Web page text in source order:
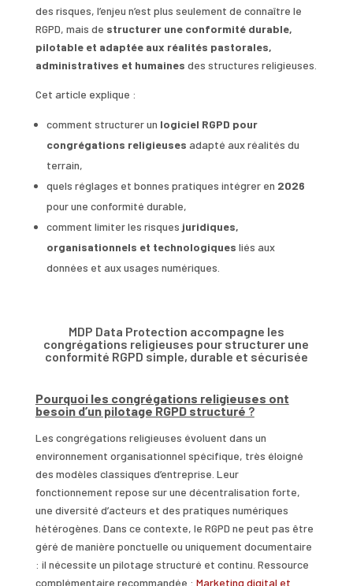
des risques, l’enjeu n’est plus seulement de connaître le
RGPD, mais de structurer une conformité durable,
pilotable et adaptée aux réalités pastorales,
administratives et humaines des structures religieuses.
Cet article explique :
comment structurer un logiciel RGPD pour
congrégations religieuses adapté aux réalités du
terrain,
quels réglages et bonnes pratiques intégrer en 2026
pour une conformité durable,
comment limiter les risques juridiques,
organisationnels et technologiques liés aux
données et aux usages numériques.
MDP Data Protection accompagne les
congrégations religieuses pour structurer une
conformité RGPD simple, durable et sécurisée
Pourquoi les congrégations religieuses ont
besoin d’un pilotage RGPD structuré ?
Les congrégations religieuses évoluent dans un
environnement organisationnel spécifique, très éloigné
des modèles classiques d’entreprise. Leur
fonctionnement repose sur une décentralisation forte,
une diversité d’acteurs et des pratiques numériques
hétérogènes. Dans ce contexte, le RGPD ne peut pas être
géré de manière ponctuelle ou uniquement documentaire
: il nécessite un pilotage structuré et continu. Ressource
complémentaire recommandée : Marketing digital et